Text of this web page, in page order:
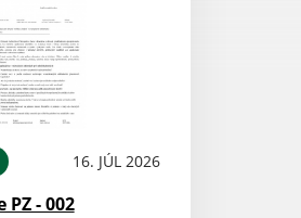
16. JÚL 2026
- 002